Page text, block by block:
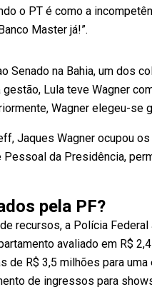
o PT é como a
Master já!”.
Senado na Bahia, um dos
Lula teve Wagner
Wagner elegeu-se
Jaques Wagner ocupou
da Presidência,
pela PF?
recursos, a Polícia
avaliado em R$
de R$ 3,5 milhões para
de ingressos para